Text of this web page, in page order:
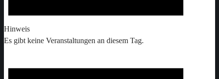
Hinweis
Es gibt keine Veranstaltungen an diesem Tag.